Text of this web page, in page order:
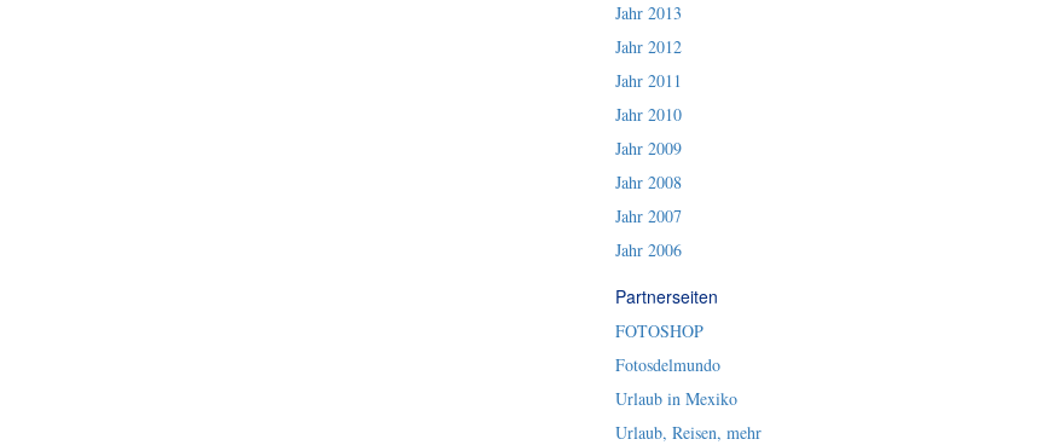
Jahr 2013
Jahr 2012
Jahr 2011
Jahr 2010
Jahr 2009
Jahr 2008
Jahr 2007
Jahr 2006
Partnerseiten
FOTOSHOP
Fotosdelmundo
Urlaub in Mexiko
Urlaub, Reisen, mehr